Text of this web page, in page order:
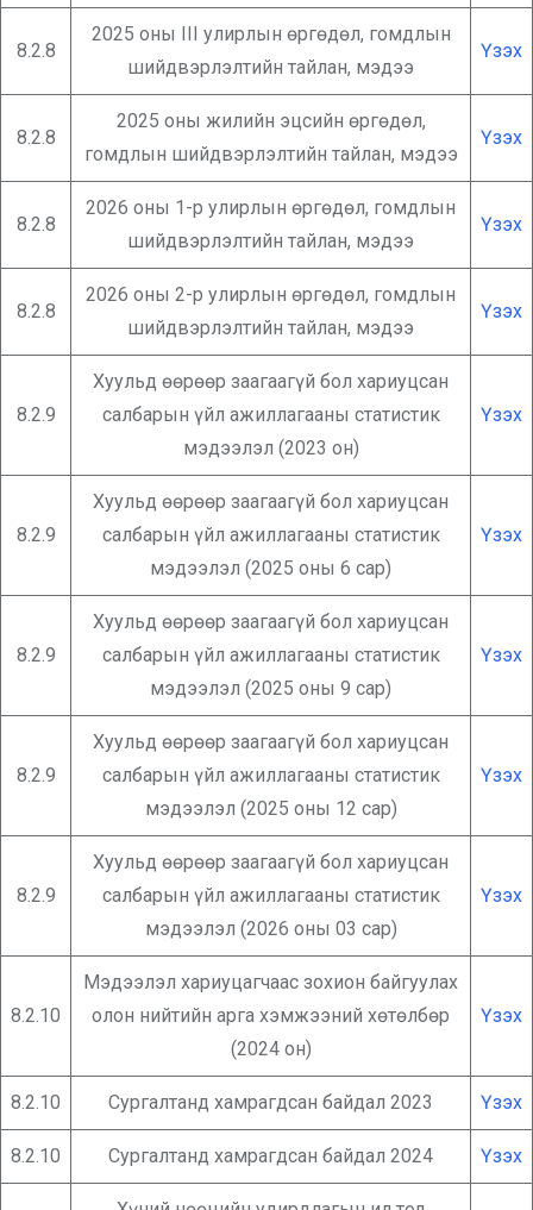
8.2.8
2025 оны III улирлын өргөдөл, гомдлын
шийдвэрлэлтийн тайлан, мэдээ
Үзэх
8.2.8
2025 оны жилийн эцсийн өргөдөл,
гомдлын шийдвэрлэлтийн тайлан, мэдээ
Үзэх
8.2.8
2026 оны 1-р улирлын өргөдөл, гомдлын
шийдвэрлэлтийн тайлан, мэдээ
Үзэх
8.2.8
2026 оны 2-р улирлын өргөдөл, гомдлын
шийдвэрлэлтийн тайлан, мэдээ
Үзэх
8.2.9
Хуульд өөрөөр заагаагүй бол хариуцсан
салбарын үйл ажиллагааны статистик
мэдээлэл (2023 он)
Үзэх
8.2.9
Хуульд өөрөөр заагаагүй бол хариуцсан
салбарын үйл ажиллагааны статистик
мэдээлэл (2025 оны 6 сар)
Үзэх
8.2.9
Хуульд өөрөөр заагаагүй бол хариуцсан
салбарын үйл ажиллагааны статистик
мэдээлэл (2025 оны 9 сар)
Үзэх
8.2.9
Хуульд өөрөөр заагаагүй бол хариуцсан
салбарын үйл ажиллагааны статистик
мэдээлэл (2025 оны 12 сар)
Үзэх
8.2.9
Хуульд өөрөөр заагаагүй бол хариуцсан
салбарын үйл ажиллагааны статистик
мэдээлэл (2026 оны 03 сар)
Үзэх
8.2.10
Мэдээлэл хариуцагчаас зохион байгуулах
олон нийтийн арга хэмжээний хөтөлбөр
(2024 он)
Үзэх
8.2.10 Сургалтанд хамрагдсан байдал 2023 Үзэх
8.2.10 Сургалтанд хамрагдсан байдал 2024 Үзэх